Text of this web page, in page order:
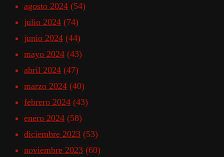
agosto 2024 (54)
julio 2024 (74)
junio 2024 (44)
mayo 2024 (43)
abril 2024 (47)
marzo 2024 (40)
febrero 2024 (43)
enero 2024 (58)
diciembre 2023 (53)
noviembre 2023 (60)